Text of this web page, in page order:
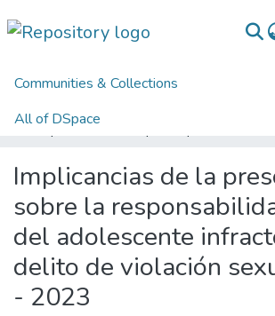
Communities & Collections
All of DSpace
Normativas
Home
Implicancias de la
sobre la
del adolescente
delito de violación
- 2023